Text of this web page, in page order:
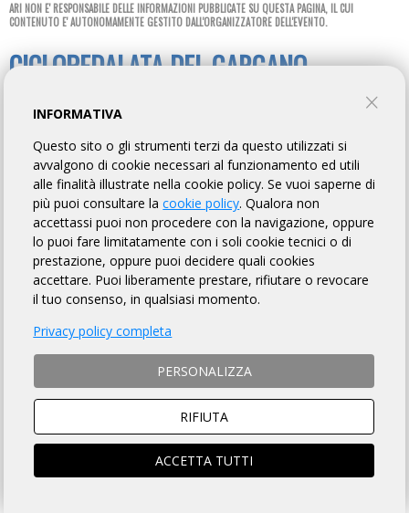
ARI NON E' RESPONSABILE DELLE INFORMAZIONI PUBBLICATE SU QUESTA PAGINA, IL CUI
CONTENUTO E' AUTONOMAMENTE GESTITO DALL'ORGANIZZATORE DELL'EVENTO.
CICLOPEDALATA DEL GARGANO
Mtb Puglia
INFORMAZIONI REGOLAMENTO
PUNTI DI CONTROLLO
MAPPA
LINK UTILI ISCRITTI 38 FINISHER
DISTANZA
128 km
DISLIVELLO
TEMPO MASSIMO
8 ore
DOVE
San Giovanni Rotondo
(FG)
INFORMATIVA
Questo sito o gli strumenti terzi da questo utilizzati si
avvalgono di cookie necessari al funzionamento ed utili
alle finalità illustrate nella cookie policy. Se vuoi saperne di
più puoi consultare lacookie policy. Qualora non
accettassi puoi non procedere con la navigazione, oppure
lo puoi fare limitatamente con i soli cookie tecnici o di
prestazione, oppure puoi decidere quali cookies
accettare. Puoi liberamente prestare, rifiutare o revocare
il tuo consenso, in qualsiasi momento.
Privacy policy completa
PERSONALIZZA
RIFIUTA
ACCETTA TUTTI